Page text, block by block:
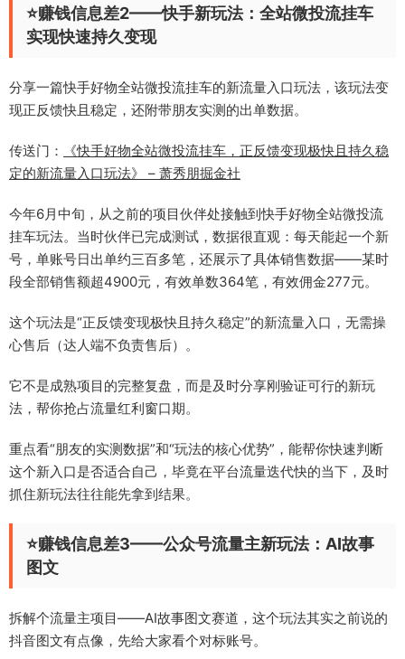
⭐️赚钱信息差2——快手新玩法：全站微投流挂车
实现快速持久变现
分享一篇快手好物全站微投流挂车的新流量入口玩法，该玩法变
现正反馈快且稳定，还附带朋友实测的出单数据。
传送门：
《快手好物全站微投流挂车，正反馈变现极快且持久稳
定的新流量入口玩法》 – 萧秀朋掘金社
今年6月中旬，从之前的项目伙伴处接触到快手好物全站微投流
挂车玩法。当时伙伴已完成测试，数据很直观：每天能起一个新
号，单账号日出单约三百多笔，还展示了具体销售数据——某时
段全部销售额超4900元，有效单数364笔，有效佣金277元。
这个玩法是“正反馈变现极快且持久稳定”的新流量入口，无需操
心售后（达人端不负责售后）。
它不是成熟项目的完整复盘，而是及时分享刚验证可行的新玩
法，帮你抢占流量红利窗口期。
重点看“朋友的实测数据”和“玩法的核心优势”，能帮你快速判断
这个新入口是否适合自己，毕竟在平台流量迭代快的当下，及时
抓住新玩法往往能先拿到结果。
⭐️赚钱信息差3——公众号流量主新玩法：AI故事
图文
拆解个流量主项目——AI故事图文赛道，这个玩法其实之前说的
抖音图文有点像，先给大家看个对标账号。